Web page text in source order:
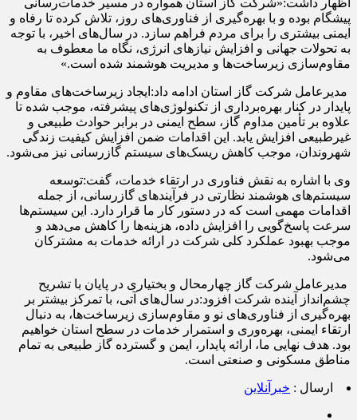
پیشگام بوده و با بهره‌گیری از فناوری‌های روز، تلاش کرده تا رفاه و
ایمنی بیشتری را برای مردم فراهم سازد. در سال‌های اخیر، با توجه
به تحولات جهانی و افزایش نیازهای انرژی، نگاه ما معطوف به
مقاوم‌سازی زیرساخت‌ها و مدیریت هوشمند شده است.»
مدیرعامل شرکت گاز استان ادامه داد:ایجاد زیرساخت‌های مقاوم و
پایدار در کنار بهره‌برداری از تکنولوژی‌های پیشرفته، موجب شده تا
علاوه بر تأمین مداوم گاز، سطح ایمنی در برابر حوادث طبیعی و
غیرطبیعی افزایش یابد. این اقدامات ضمن افزایش کیفیت زندگی
شهروندان، موجب کاهش ریسک‌های سیستم گازرسانی نیز می‌شود.
وی با اشاره به نقش فناوری در ارتقاء خدمات، گفت:توسعه
سیستم‌های هوشمند نظارتی در فرآیندهای گازرسانی، از جمله
اقدامات مهمی است که در دستور کار ما قرار دارد. این سیستم‌ها
سرعت پاسخ‌گویی را افزایش داده، هزینه‌ها را کاهش می‌دهد و
موجب بهبود عملکرد کلی شرکت در ارائه خدمات به مشترکان
می‌شود.
مدیرعامل شرکت گاز چهارمحال و بختیاری در پایان با تشریح
چشم‌انداز آینده شرکت افزود:در سال‌های آتی، با تمرکز بیشتر بر
بهره‌گیری از فناوری‌های نو و مقاوم‌سازی زیرساخت‌ها، به دنبال
ارتقاء ایمنی، بهره‌وری و استمرار خدمات در سطح استان خواهیم
بود. هدف نهایی ما، ارائه پایدار، ایمن و گسترده گاز طبیعی به تمام
مناطق مسکونی و صنعتی است.
ارسال : خبرآنلاین